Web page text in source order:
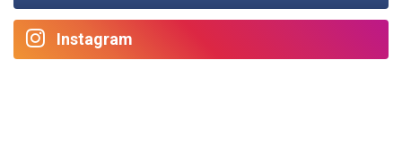
Instagram